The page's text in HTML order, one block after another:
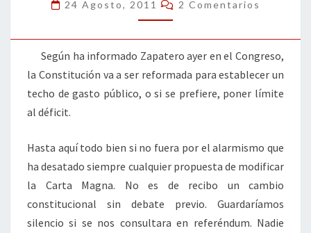
24 Agosto, 2011 2 Comentarios
Según ha informado Zapatero ayer en el Congreso,
la Constitución va a ser reformada para establecer un
techo de gasto público, o si se prefiere, poner límite
al déficit.
Hasta aquí todo bien si no fuera por el alarmismo que
ha desatado siempre cualquier propuesta de modificar
la Carta Magna. No es de recibo un cambio
constitucional sin debate previo. Guardaríamos
silencio si se nos consultara en referéndum. Nadie